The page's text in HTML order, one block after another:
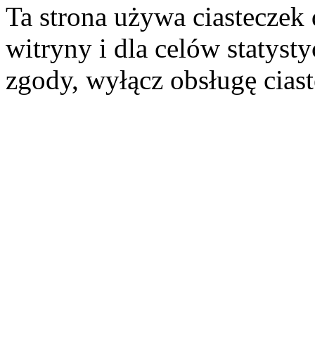
Ta strona używa
witryny i dla celów
zgody, wyłącz obsługę